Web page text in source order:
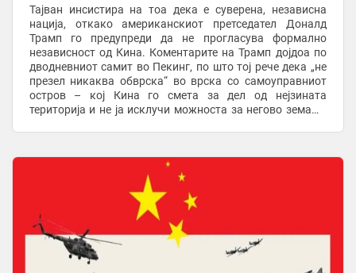
Тајван инсистира на тоа дека е суверена, независна
нација, откако американскиот претседател Доналд
Трамп го предупреди да не прогласува формално
независност од Кина. Коментарите на Трамп дојдоа по
дводневниот самит во Пекинг, по што тој рече дека „не
презел никаква обврска“ во врска со самоуправниот
остров – кој Кина го смета за дел од нејзината
територија и не ја исклучи можноста за негово земање